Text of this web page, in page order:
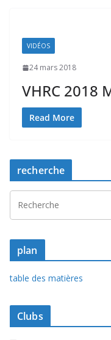
VIDÉOS
24 mars 2018
VHRC 2018
Read More
recherche
plan
table des matières
Clubs